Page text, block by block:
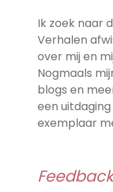
Ik zoek naar
Verhalen
over mij en
Nogmaals
blogs en
een
exemplaar